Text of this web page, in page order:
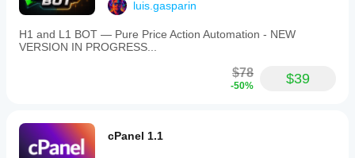
luis.gasparin
H1 and L1 BOT — Pure Price Action Automation - NEW
VERSION IN PROGRESS...
$78
-50% $39
cPanel 1.1